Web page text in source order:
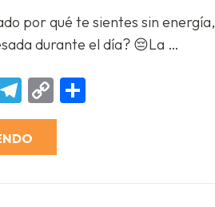
Divino
con
por qué te sientes sin
durante el día? 😔La …
Telegram
Copy
Link